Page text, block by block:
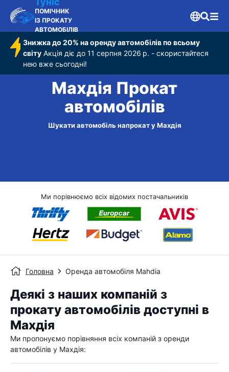
ПОМІЧНИК
ІЗ ПРОКАТУ
АВТОМОБІЛІВ
Знижка до 20% на оренду автомобілів по всьому
світу Акція діє до 11 серпня 2026 р. - скористайтеся
нею вже сьогодні!
Махдія Прокат
автомобілів
Шукати автомобіль напрокат у Махдія
Ми порівнюємо всіх відомих постачальників
Головна Оренда автомобіля Mahdia
Деякі з наших компаній з
прокату автомобілів доступні в
Махдія
Ми пропонуємо порівняння всіх компаній з оренди
автомобілів у Махдія: